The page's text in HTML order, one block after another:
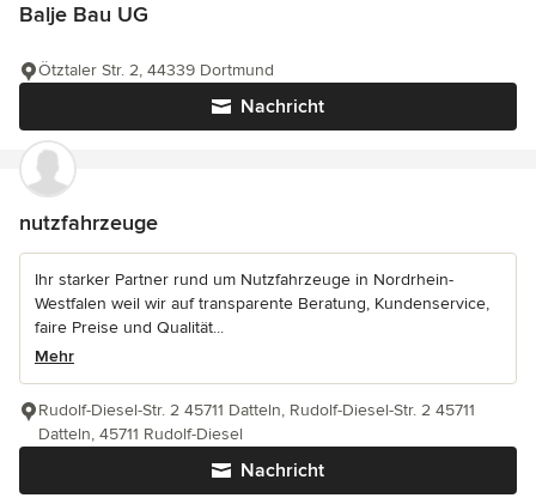
Balje Bau UG
Nachricht
Ötztaler Str. 2, 44339 Dortmund
nutzfahrzeuge
Ihr starker Partner rund um Nutzfahrzeuge in Nordrhein-
Westfalen weil wir auf transparente Beratung, Kundenservice,
faire Preise und Qualität...
Mehr
Nachricht
Rudolf-Diesel-Str. 2 45711 Datteln, Rudolf-Diesel-Str. 2 45711
Datteln, 45711 Rudolf-Diesel